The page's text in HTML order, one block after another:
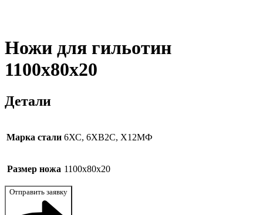
Ножи для гильотин
1100x80x20
Детали
Марка стали 6ХС, 6ХВ2С, Х12МФ
Размер ножа 1100x80x20
Отправить заявку